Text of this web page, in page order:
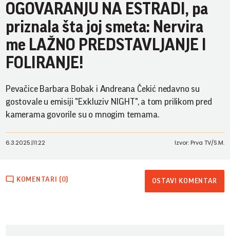
OGOVARANJU NA ESTRADI, pa
priznala šta joj smeta: Nervira
me LAŽNO PREDSTAVLJANJE I
FOLIRANJE!
Pevačice Barbara Bobak i Andreana Čekić nedavno su
gostovale u emisiji "Exkluziv NIGHT", a tom prilikom pred
kamerama govorile su o mnogim temama.
6.3.2025.|11:22 Izvor: Prva TV/S.M.
KOMENTARI (0) OSTAVI KOMENTAR